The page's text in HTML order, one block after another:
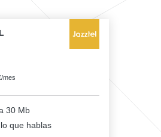
mes
30 Mb
que hablas